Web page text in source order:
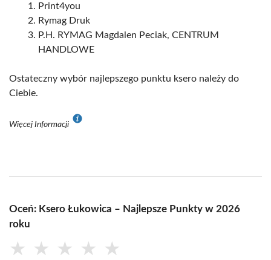
Print4you
Rymag Druk
P.H. RYMAG Magdalen Peciak, CENTRUM
HANDLOWE
Ostateczny wybór najlepszego punktu ksero należy do
Ciebie.
Więcej Informacji
Oceń: Ksero Łukowica – Najlepsze Punkty w 2026
roku
★ ★ ★ ★ ★